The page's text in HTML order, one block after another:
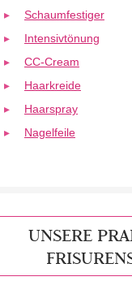
Schaumfestiger
Intensivtönung
CC-Cream
Haarkreide
Haarspray
Nagelfeile
UNSERE